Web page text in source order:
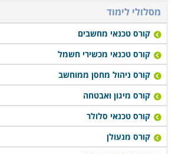
מבוקש ולסלול לעצמם קריירה רווחית
יותר. חלק מהמכללות מעניקות שירותי
מקלות עליהם בצעדיהם הראשונים
לימודי קורס טכנאי מיזוג אוויר מתקיימים
רבים ברחבי הארץ: חיפה, תל אביב,
כפר סבא ועוד במספר מקומות רבים
במרבית המקומות מדובר בלימודי ערב
גמיש, כך שאפשר יהיה לעבור את
מסלולי לימוד
קורס טכנאי מחשבים
קורס טכנאי מכשירי חשמל
קורס ניהול מחסן ממוחשב
קורס מיגון ואבטחה
קורס טכנאי סלולר
קורס מנעולן